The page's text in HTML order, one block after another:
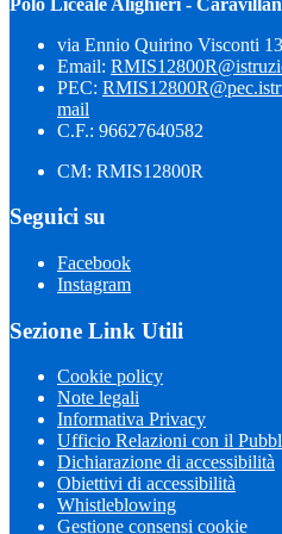
via Ennio Quirino Visconti 13
Email:
PEC:
mail
C.F.: 96627640582
CM: RMIS12800R
Seguici su
Facebook
Instagram
Sezione Link Utili
Cookie policy
Note legali
Informativa Privacy
Ufficio Relazioni con il
Dichiarazione di accessibilità
Obiettivi di accessibilità
Whistleblowing
Gestione consensi cookie